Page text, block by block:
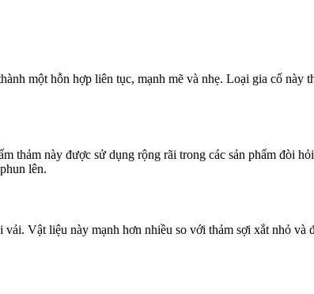
một hỗn hợp liên tục, mạnh mẽ và nhẹ. Loại gia cố
thảm này được sử dụng rộng rãi trong các sản phẩm đòi
lên.
Vật liệu này mạnh hơn nhiều so với thảm sợi xắt nhỏ